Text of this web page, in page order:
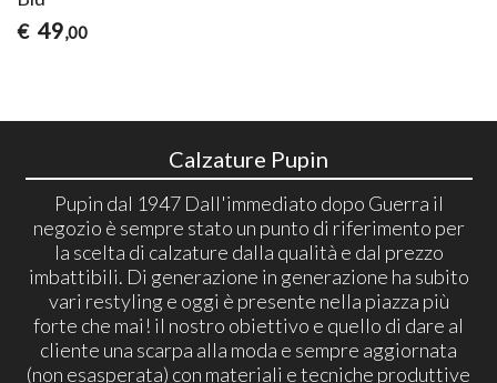
€ 49,00
Calzature Pupin
Pupin dal 1947 Dall'immediato dopo Guerra il
negozio è sempre stato un punto di riferimento per
la scelta di calzature dalla qualità e dal prezzo
imbattibili. Di generazione in generazione ha subito
vari restyling e oggi è presente nella piazza più
forte che mai! il nostro obiettivo e quello di dare al
cliente una scarpa alla moda e sempre aggiornata
(non esasperata) con materiali e tecniche produttive